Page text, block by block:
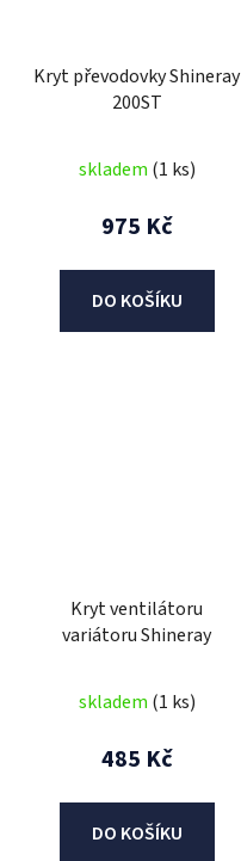
Kryt převodovky Shineray
200ST
skladem (1 ks)
975 Kč
DO KOŠÍKU
Kryt ventilátoru
variátoru Shineray
skladem (1 ks)
485 Kč
DO KOŠÍKU